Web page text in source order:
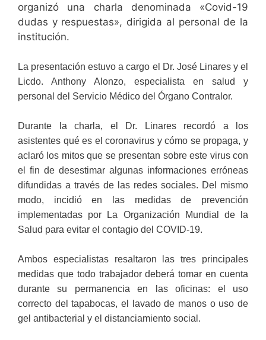
organizó una charla denominada «Covid-19
dudas y respuestas», dirigida al personal de la
institución.
La presentación estuvo a cargo el Dr. José Linares y el
Licdo. Anthony Alonzo, especialista en salud y
personal del Servicio Médico del Órgano Contralor.
Durante la charla, el Dr. Linares recordó a los
asistentes qué es el coronavirus y cómo se propaga, y
aclaró los mitos que se presentan sobre este virus con
el fin de desestimar algunas informaciones erróneas
difundidas a través de las redes sociales. Del mismo
modo, incidió en las medidas de prevención
implementadas por La Organización Mundial de la
Salud para evitar el contagio del COVID-19.
Ambos especialistas resaltaron las tres principales
medidas que todo trabajador deberá tomar en cuenta
durante su permanencia en las oficinas: el uso
correcto del tapabocas, el lavado de manos o uso de
gel antibacterial y el distanciamiento social.